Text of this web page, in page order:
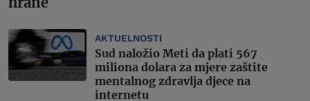
AKTUELNOSTI
Sud naložio Meti da plati 567
miliona dolara za mjere zaštite
mentalnog zdravlja djece na
internetu